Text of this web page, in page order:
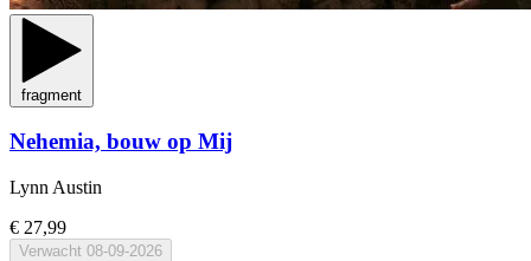
fragment
Nehemia, bouw op Mij
Lynn Austin
€ 27,99
Verwacht 08-09-2026